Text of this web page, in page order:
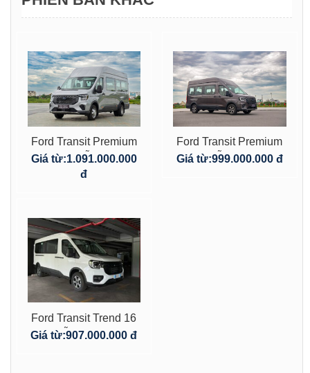
Ford Transit Premium
18 Chỗ Mới
Giá từ:1.091.000.000
đ
Ford Transit Premium
16 Chỗ Mới 2025
Giá từ:999.000.000 đ
Ford Transit Trend 16
Chỗ Mới 2025
Giá từ:907.000.000 đ